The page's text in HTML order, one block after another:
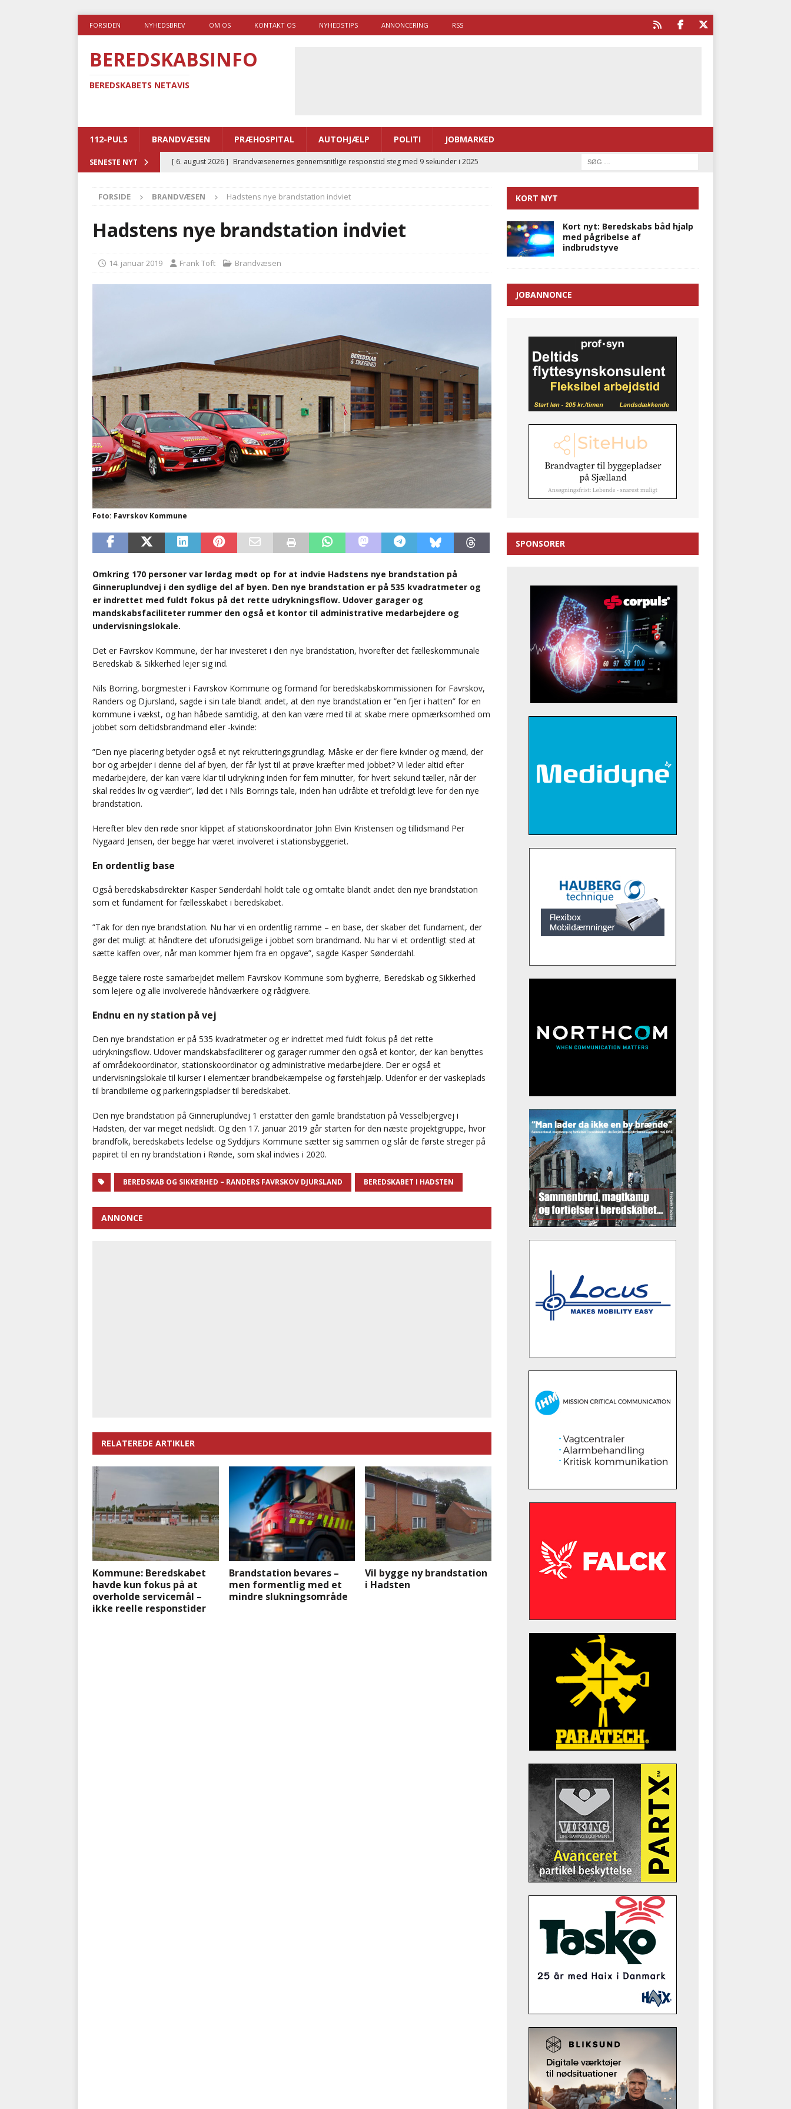
FORSIDEN NYHEDSBREV OM OS KONTAKT OS NYHEDSTIPS ANNONCERING RSS
BEREDSKABSINFO
BEREDSKABETS NETAVIS
112-PULS BRANDVÆSEN PRÆHOSPITAL AUTOHJÆLP POLITI JOBMARKED
SENESTE NYT [ 6. august 2026 ] Brandvæsenernes gennemsnitlige responstid steg med 9 sekunder i 2025
[ 5. august 2026 ] Advarer: Udløb af sygetransporttilladelser kan sende 400.000 kørsler over
i det offentlige
PRÆHOSPITAL
[ 5. august 2026 ]
[ 4. august 2026 ] Brandvæsenerne brugte lidt længere tid på at komme af sted i 2025
FORSIDE BRANDVÆSEN Hadstens nye brandstation indviet
Hadstens nye brandstation indviet
14. januar 2019 Frank Toft Brandvæsen
Foto: Favrskov Kommune
Omkring 170 personer var lørdag mødt op for at indvie Hadstens nye brandstation på
Ginneruplundvej i den sydlige del af byen. Den nye brandstation er på 535 kvadratmeter og
er indrettet med fuldt fokus på det rette udrykningsflow. Udover garager og
mandskabsfaciliteter rummer den også et kontor til administrative medarbejdere og
undervisningslokale.
Det er Favrskov Kommune, der har investeret i den nye brandstation, hvorefter det fælleskommunale
Beredskab & Sikkerhed lejer sig ind.
Nils Borring, borgmester i Favrskov Kommune og formand for beredskabskommissionen for Favrskov,
Randers og Djursland, sagde i sin tale blandt andet, at den nye brandstation er ”en fjer i hatten” for en
kommune i vækst, og han håbede samtidig, at den kan være med til at skabe mere opmærksomhed om
jobbet som deltidsbrandmand eller -kvinde:
”Den nye placering betyder også et nyt rekrutteringsgrundlag. Måske er der flere kvinder og mænd, der
bor og arbejder i denne del af byen, der får lyst til at prøve kræfter med jobbet? Vi leder altid efter
medarbejdere, der kan være klar til udrykning inden for fem minutter, for hvert sekund tæller, når der
skal reddes liv og værdier”, lød det i Nils Borrings tale, inden han udråbte et trefoldigt leve for den nye
brandstation.
Herefter blev den røde snor klippet af stationskoordinator John Elvin Kristensen og tillidsmand Per
Nygaard Jensen, der begge har været involveret i stationsbyggeriet.
En ordentlig base
Også beredskabsdirektør Kasper Sønderdahl holdt tale og omtalte blandt andet den nye brandstation
som et fundament for fællesskabet i beredskabet.
”Tak for den nye brandstation. Nu har vi en ordentlig ramme – en base, der skaber det fundament, der
gør det muligt at håndtere det uforudsigelige i jobbet som brandmand. Nu har vi et ordentligt sted at
sætte kaffen over, når man kommer hjem fra en opgave”, sagde Kasper Sønderdahl.
Begge talere roste samarbejdet mellem Favrskov Kommune som bygherre, Beredskab og Sikkerhed
som lejere og alle involverede håndværkere og rådgivere.
Endnu en ny station på vej
Den nye brandstation er på 535 kvadratmeter og er indrettet med fuldt fokus på det rette
udrykningsflow. Udover mandskabsfaciliterer og garager rummer den også et kontor, der kan benyttes
af områdekoordinator, stationskoordinator og administrative medarbejdere. Der er også et
undervisningslokale til kurser i elementær brandbekæmpelse og førstehjælp. Udenfor er der vaskeplads
til brandbilerne og parkeringspladser til beredskabet.
Den nye brandstation på Ginneruplundvej 1 erstatter den gamle brandstation på Vesselbjergvej i
Hadsten, der var meget nedslidt. Og den 17. januar 2019 går starten for den næste projektgruppe, hvor
brandfolk, beredskabets ledelse og Syddjurs Kommune sætter sig sammen og slår de første streger på
papiret til en ny brandstation i Rønde, som skal indvies i 2020.
BEREDSKAB OG SIKKERHED – RANDERS FAVRSKOV DJURSLAND BEREDSKABET I HADSTEN
ANNONCE
RELATEREDE ARTIKLER
Kommune: Beredskabet
havde kun fokus på at
overholde servicemål –
ikke reelle responstider
Brandstation bevares –
men formentlig med et
mindre slukningsområde
Vil bygge ny brandstation
i Hadsten
KORT NYT
Kort nyt: Beredskabs båd hjalp
med pågribelse af
indbrudstyve
JOBANNONCE
SPONSORER